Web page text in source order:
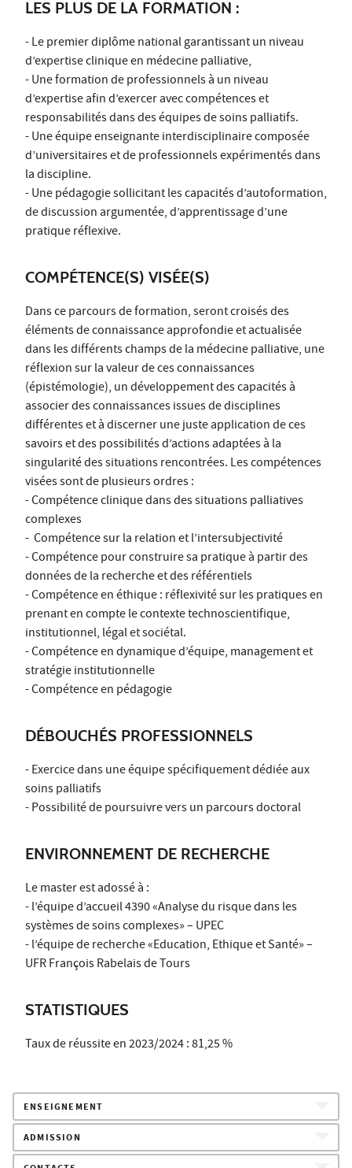
LES PLUS DE LA FORMATION :
- Le premier diplôme national garantissant un niveau
d’expertise clinique en médecine palliative,
- Une formation de professionnels à un niveau
d’expertise afin d’exercer avec compétences et
responsabilités dans des équipes de soins palliatifs.
- Une équipe enseignante interdisciplinaire composée
d’universitaires et de professionnels expérimentés dans
la discipline.
- Une pédagogie sollicitant les capacités d’autoformation,
de discussion argumentée, d’apprentissage d’une
pratique réflexive.
COMPÉTENCE(S) VISÉE(S)
Dans ce parcours de formation, seront croisés des
éléments de connaissance approfondie et actualisée
dans les différents champs de la médecine palliative, une
réflexion sur la valeur de ces connaissances
(épistémologie), un développement des capacités à
associer des connaissances issues de disciplines
différentes et à discerner une juste application de ces
savoirs et des possibilités d’actions adaptées à la
singularité des situations rencontrées. Les compétences
visées sont de plusieurs ordres :
- Compétence clinique dans des situations palliatives
complexes
- Compétence sur la relation et l’intersubjectivité
- Compétence pour construire sa pratique à partir des
données de la recherche et des référentiels
- Compétence en éthique : réflexivité sur les pratiques en
prenant en compte le contexte technoscientifique,
institutionnel, légal et sociétal.
- Compétence en dynamique d’équipe, management et
stratégie institutionnelle
- Compétence en pédagogie
DÉBOUCHÉS PROFESSIONNELS
- Exercice dans une équipe spécifiquement dédiée aux
soins palliatifs
- Possibilité de poursuivre vers un parcours doctoral
ENVIRONNEMENT DE RECHERCHE
Le master est adossé à :
- l’équipe d’accueil 4390 «Analyse du risque dans les
systèmes de soins complexes» – UPEC
- l’équipe de recherche «Education, Ethique et Santé» –
UFR François Rabelais de Tours
STATISTIQUES
Taux de réussite en 2023/2024 : 81,25 %
ENSEIGNEMENT
ADMISSION